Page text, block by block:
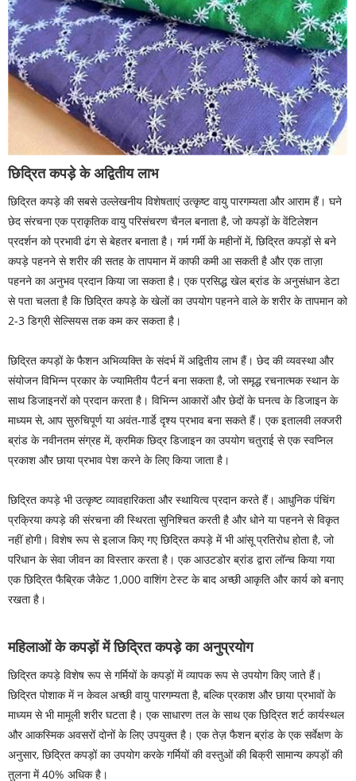
छिद्रित कपड़े के अद्वितीय लाभ
छिद्रित कपड़े की सबसे उल्लेखनीय विशेषताएं उत्कृष्ट वायु पारगम्यता और आराम हैं। घने
छेद संरचना एक प्राकृतिक वायु परिसंचरण चैनल बनाता है, जो कपड़ों के वेंटिलेशन
प्रदर्शन को प्रभावी ढंग से बेहतर बनाता है। गर्म गर्मी के महीनों में, छिद्रित कपड़ों से बने
कपड़े पहनने से शरीर की सतह के तापमान में काफी कमी आ सकती है और एक ताज़ा
पहनने का अनुभव प्रदान किया जा सकता है। एक प्रसिद्ध खेल ब्रांड के अनुसंधान डेटा
से पता चलता है कि छिद्रित कपड़े के खेलों का उपयोग पहनने वाले के शरीर के तापमान को
2-3 डिग्री सेल्सियस तक कम कर सकता है।
छिद्रित कपड़ों के फैशन अभिव्यक्ति के संदर्भ में अद्वितीय लाभ हैं। छेद की व्यवस्था और
संयोजन विभिन्न प्रकार के ज्यामितीय पैटर्न बना सकता है, जो समृद्ध रचनात्मक स्थान के
साथ डिजाइनरों को प्रदान करता है। विभिन्न आकारों और छेदों के घनत्व के डिजाइन के
माध्यम से, आप सुरुचिपूर्ण या अवंत-गार्डे दृश्य प्रभाव बना सकते हैं। एक इतालवी लक्जरी
ब्रांड के नवीनतम संग्रह में, क्रमिक छिद्र डिजाइन का उपयोग चतुराई से एक स्वप्निल
प्रकाश और छाया प्रभाव पेश करने के लिए किया जाता है।
छिद्रित कपड़े भी उत्कृष्ट व्यावहारिकता और स्थायित्व प्रदान करते हैं। आधुनिक पंचिंग
प्रक्रिया कपड़े की संरचना की स्थिरता सुनिश्चित करती है और धोने या पहनने से विकृत
नहीं होगी। विशेष रूप से इलाज किए गए छिद्रित कपड़े में भी आंसू प्रतिरोध होता है, जो
परिधान के सेवा जीवन का विस्तार करता है। एक आउटडोर ब्रांड द्वारा लॉन्च किया गया
एक छिद्रित फैब्रिक जैकेट 1,000 वाशिंग टेस्ट के बाद अच्छी आकृति और कार्य को बनाए
रखता है।
महिलाओं के कपड़ों में छिद्रित कपड़े का अनुप्रयोग
छिद्रित कपड़े विशेष रूप से गर्मियों के कपड़ों में व्यापक रूप से उपयोग किए जाते हैं।
छिद्रित पोशाक में न केवल अच्छी वायु पारगम्यता है, बल्कि प्रकाश और छाया प्रभावों के
माध्यम से भी मामूली शरीर घटता है। एक साधारण तल के साथ एक छिद्रित शर्ट कार्यस्थल
और आकस्मिक अवसरों दोनों के लिए उपयुक्त है। एक तेज़ फैशन ब्रांड के एक सर्वेक्षण के
अनुसार, छिद्रित कपड़ों का उपयोग करके गर्मियों की वस्तुओं की बिक्री सामान्य कपड़ों की
तुलना में 40% अधिक है।